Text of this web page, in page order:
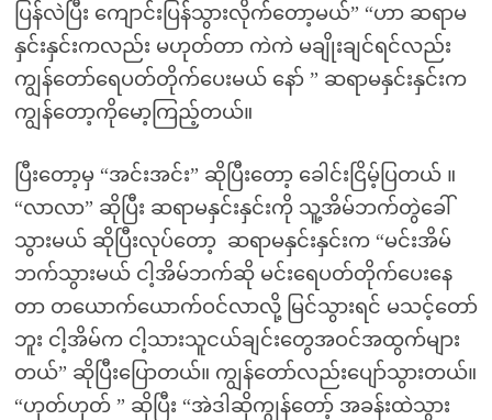
ပြန်လဲပြီး ကျောင်းပြန်သွားလိုက်တော့မယ်” “‌ဟာ ဆရာမ
နှင်းနှင်းကလည်း မဟုတ်တာ ကဲကဲ မချိုးချင်ရင်လည်း
ကျွန်တော်ရေပတ်တိုက်ပေးမယ် နော် ” ဆရာမနှင်းနှင်းက
ကျွန်တော့ကိုမော့ကြည့်တယ်။
ပြီးတော့မှ “အင်းအင်း” ဆိုပြီးတော့ ခေါင်းငြိမ့်ပြတယ် ။
“‌လာလာ” ဆိုပြီး ဆရာမနှင်းနှင်းကို သူ့အိမ်ဘက်တွဲခေါ်
သွားမယ် ဆိုပြီးလုပ်တော့ ‌ ဆရာမနှင်းနှင်းက “မင်းအိမ်
ဘက်သွားမယ် ငါ့အိမ်ဘက်ဆို မင်းရေပတ်တိုက်ပေးနေ
တာ တယောက်ယောက်ဝင်လာလို့ မြင်သွားရင် မသင့်တော်
ဘူး ငါ့အိမ်က ငါ့သားသူငယ်ချင်းတွေအဝင်အထွက်များ
တယ်” ဆိုပြီးပြောတယ်။ ကျွန်တော်လည်းပျော်သွားတယ်။
“ဟုတ်ဟုတ် ” ဆိုပြီး “အဲဒါဆိုကျွန်တော့် အခန်းထဲသွား